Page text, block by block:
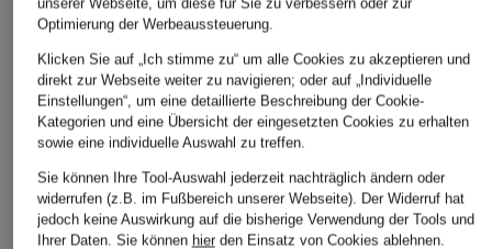
Optimierung der Werbeaussteuerung.
Klicken Sie auf „Ich stimme zu“ um alle Cookies zu akzeptieren und
direkt zur Webseite weiter zu navigieren; oder auf „Individuelle
Einstellungen“, um eine detaillierte Beschreibung der Cookie-
Kategorien und eine Übersicht der eingesetzten Cookies zu erhalten
sowie eine individuelle Auswahl zu treffen.
Sie können Ihre Tool-Auswahl jederzeit nachträglich ändern oder
widerrufen (z.B. im Fußbereich unserer Webseite). Der Widerruf hat
jedoch keine Auswirkung auf die bisherige Verwendung der Tools und
Ihrer Daten. Sie können hierden Einsatz von Cookies ablehnen.